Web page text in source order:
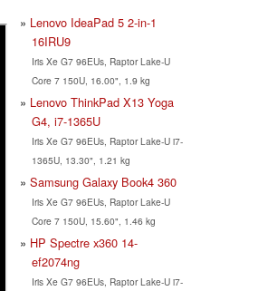
Lenovo IdeaPad 5 2-in-1
16IRU9
Iris Xe G7 96EUs, Raptor Lake-U
Core 7 150U, 16.00", 1.9 kg
Lenovo ThinkPad X13 Yoga
G4, i7-1365U
Iris Xe G7 96EUs, Raptor Lake-U i7-
1365U, 13.30", 1.21 kg
Samsung Galaxy Book4 360
Iris Xe G7 96EUs, Raptor Lake-U
Core 7 150U, 15.60", 1.46 kg
HP Spectre x360 14-
ef2074ng
Iris Xe G7 96EUs, Raptor Lake-U i7-